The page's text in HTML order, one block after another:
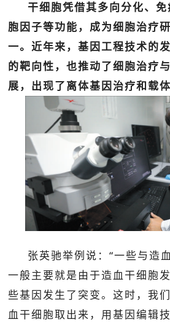
干细胞凭借其多向分化、
胞因子等功能，成为细胞治疗
一。近年来，基因工程技术的
的靶向性，也推动了细胞治疗
展，出现了离体基因治疗和载
张英驰举例说：“一些与造
一般主要就是由于造血干细胞
些基因发生了突变。这时，我
血干细胞取出来，用基因编辑